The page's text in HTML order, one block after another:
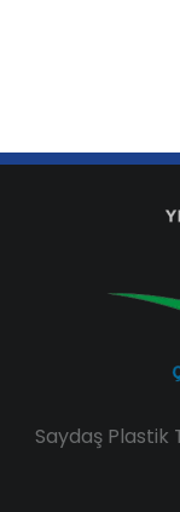
Saydaş Plastik